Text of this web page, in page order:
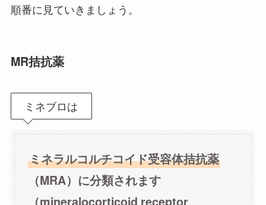
順番に見ていきましょう。
MR拮抗薬
ミネブロは
ミネラルコルチコイド受容体拮抗薬
（MRA）に分類されます
（mineralocorticoid receptor